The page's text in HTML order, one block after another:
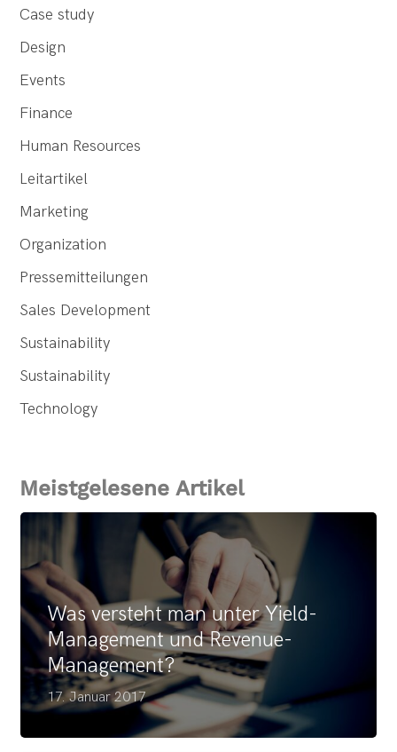
Case study
Design
Events
Finance
Human Resources
Leitartikel
Marketing
Organization
Pressemitteilungen
Sales Development
Sustainability
Sustainability
Technology
Meistgelesene Artikel
Was versteht man unter Yield-
Management und Revenue-
Management?
17. Januar 2017